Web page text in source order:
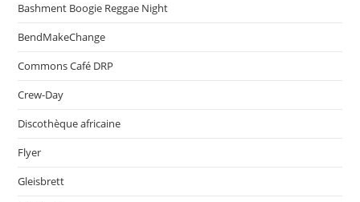
Bashment Boogie Reggae Night
BendMakeChange
Commons Café DRP
Crew-Day
Discothèque africaine
Flyer
Gleisbrett